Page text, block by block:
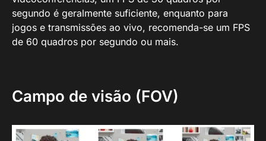
segundo é geralmente suficiente, enquanto para
jogos e transmissões ao vivo, recomenda-se um FPS
de 60 quadros por segundo ou mais.
Campo de visão (FOV)